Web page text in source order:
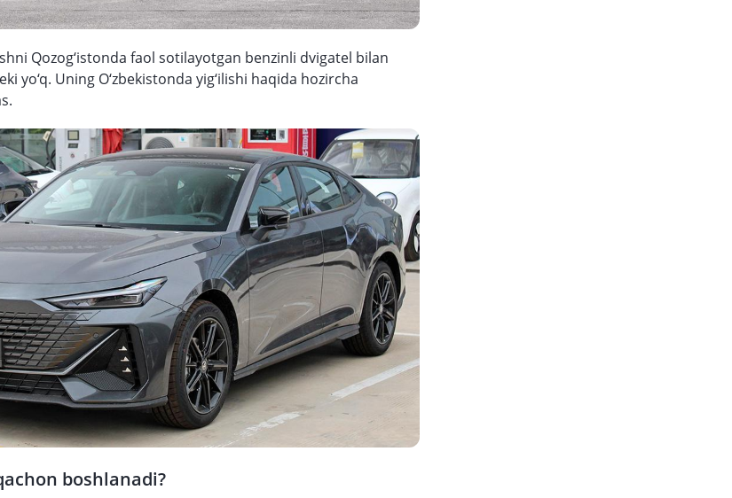
Qozog‘istonda faol sotilayotgan benzinli dvigatel bilan
yo‘q. Uning O‘zbekistonda yig‘ilishi haqida hozircha
boshlanadi?